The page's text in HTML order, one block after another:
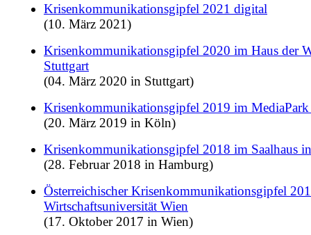
Krisenkommunikationsgipfel 2021 digital
(10. März 2021)
Krisenkommunikationsgipfel 2020 im Haus der
Stuttgart
(04. März 2020 in Stuttgart)
Krisenkommunikationsgipfel 2019 im
(20. März 2019 in Köln)
Krisenkommunikationsgipfel 2018 im Saalhaus
(28. Februar 2018 in Hamburg)
Österreichischer Krisenkommunikationsgipfel
Wirtschaftsuniversität Wien
(17. Oktober 2017 in Wien)